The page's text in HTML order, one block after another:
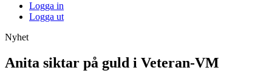
Logga in
Logga ut
Nyhet
Anita siktar på guld i Veteran-VM